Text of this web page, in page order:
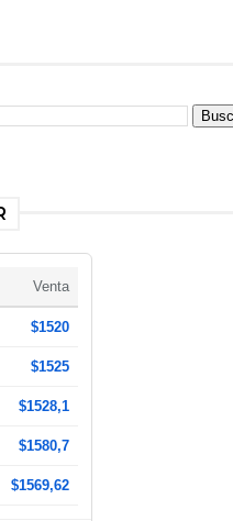
Venta
$1520
$1525
$1528,1
$1580,7
$1569,62